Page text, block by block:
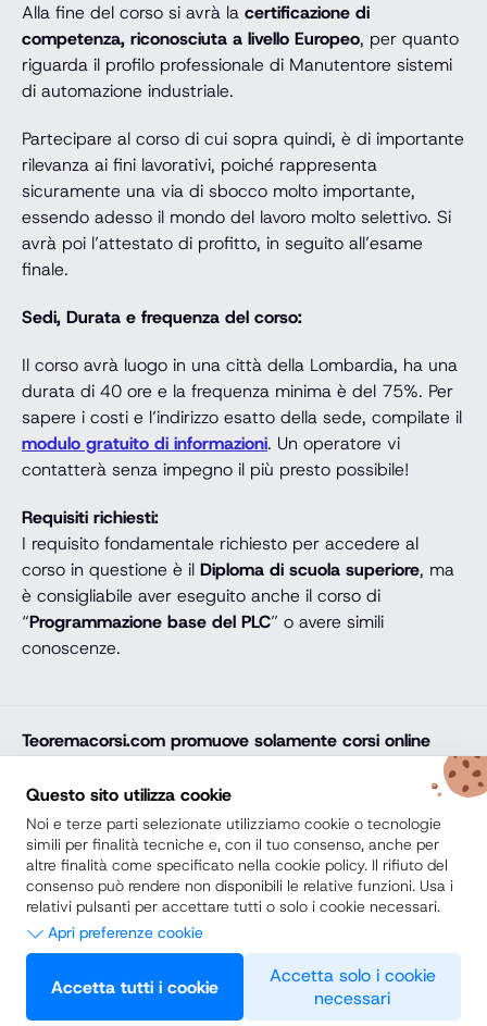
Alla fine del corso si avrà la certificazione di
competenza, riconosciuta a livello Europeo, per quanto
riguarda il profilo professionale di Manutentore sistemi
di automazione industriale.
Partecipare al corso di cui sopra quindi, è di importante
rilevanza ai fini lavorativi, poiché rappresenta
sicuramente una via di sbocco molto importante,
essendo adesso il mondo del lavoro molto selettivo. Si
avrà poi l’attestato di profitto, in seguito all’esame
finale.
Sedi, Durata e frequenza del corso:
Il corso avrà luogo in una città della Lombardia, ha una
durata di 40 ore e la frequenza minima è del 75%. Per
sapere i costi e l’indirizzo esatto della sede, compilate il
modulo gratuito di informazioni. Un operatore vi
contatterà senza impegno il più presto possibile!
Requisiti richiesti:
I requisito fondamentale richiesto per accedere al
corso in questione è il Diploma di scuola superiore, ma
è consigliabile aver eseguito anche il corso di
“Programmazione base del PLC” o avere simili
conoscenze.
Teoremacorsi.com promuove solamente corsi online
professionali, corsi per il diploma online, lauree e master
online di comprovata qualità e con attestato finale
riconosciuto e spendibile sul mercato del lavoro. Trova
la soluzione ideale e arricchisci il tuo percorso di studi
con noi.
Secondo Diploma
Scuole Private vs Scuole Paritarie
© 2026 Teoremacorsi.com Tutti i diritti riservati. -
Questo sito utilizza cookie
Noi e terze parti selezionate utilizziamo cookie o tecnologie
simili per finalità tecniche e, con il tuo consenso, anche per
altre finalità come specificato nella cookie policy. Il rifiuto del
consenso può rendere non disponibili le relative funzioni. Usa i
relativi pulsanti per accettare tutti o solo i cookie necessari.
Apri preferenze cookie
Questi strumenti di tracciamento sono strettamente necessari per
garantire il funzionamento e la fornitura del servizio che ci hai
Accetta tutti i cookie
Accetta solo i cookie
necessari